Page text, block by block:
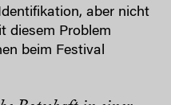
aber nicht
diesem Problem
beim Festival